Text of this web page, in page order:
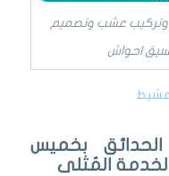
عشب وتصميم
احواش
بخميس
المُثلى